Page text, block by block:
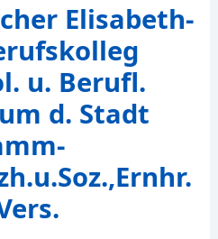
Elisabeth-
u. Berufl.
d. Stadt